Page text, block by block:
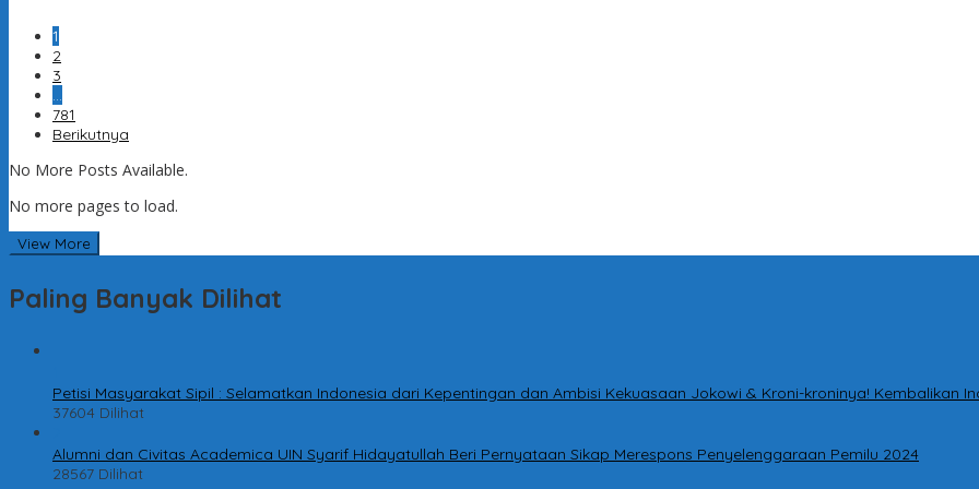
1
2
3
…
781
Berikutnya
No More Posts Available.
No more pages to load.
View More
Paling Banyak Dilihat
Petisi Masyarakat Sipil : Selamatkan Indonesia dari Kepentingan dan Ambisi Kekuasaan Jokowi & Kroni-kroninya! Kembalikan
37604 Dilihat
Alumni dan Civitas Academica UIN Syarif Hidayatullah Beri Pernyataan Sikap Merespons Penyelenggaraan Pemilu 2024
28567 Dilihat